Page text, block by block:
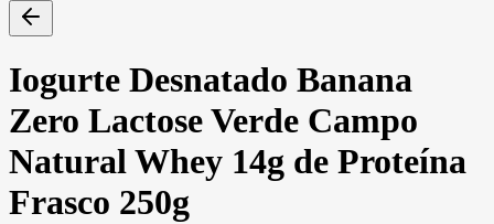
Iogurte Desnatado Banana
Zero Lactose Verde Campo
Natural Whey 14g de Proteína
Frasco 250g